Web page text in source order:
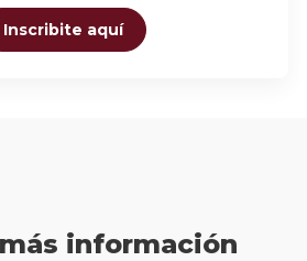
Inscribite aquí
información